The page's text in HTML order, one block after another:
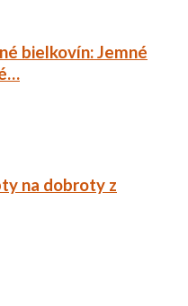
bielkovín: Jemné
na dobroty z